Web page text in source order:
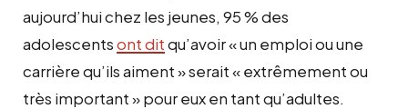
aujourd’hui chez les jeunes, 95 % des
adolescentsont ditqu’avoir « un emploi ou une
carrière qu’ils aiment » serait « extrêmement ou
très important » pour eux en tant qu’adultes.